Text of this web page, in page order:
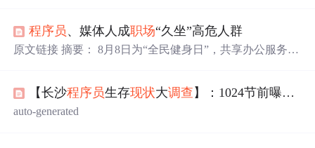
名中国程序员对近70个问题做出的回
岁，精通java的各种技术体系，包括微服务、大数据等技
术，并能应用到实际工作中，帮助所在公司提升、改造所
干。 我对计算机理论的理解也随着​实践​的增多越来越深
刻，我感觉我的职业生涯进入一生中最好的时刻。 在我儿
子读初二上学期时，我
程序员 、媒体人成职场“久坐”高危人群
原文链接 摘要： 8月8日为“全民健身日”，共享办公服务企
，首度揭露了职场白领在办公空间中久坐不动的真相。根
据报告显示，
【长沙程序员生存现状大调查 】：1024节前曝光996之外的真实一面
auto-generated